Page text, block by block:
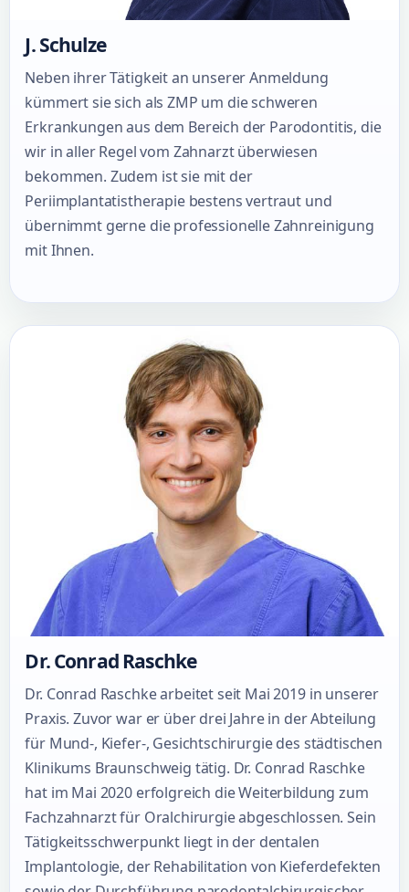
J. Schulze
Neben ihrer Tätigkeit an unserer Anmeldung
kümmert sie sich als ZMP um die schweren
Erkrankungen aus dem Bereich der Parodontitis, die
wir in aller Regel vom Zahnarzt überwiesen
bekommen. Zudem ist sie mit der
Periimplantatistherapie bestens vertraut und
übernimmt gerne die professionelle Zahnreinigung
mit Ihnen.
Dr. Conrad Raschke
Dr. Conrad Raschke arbeitet seit Mai 2019 in unserer
Praxis. Zuvor war er über drei Jahre in der Abteilung
für Mund-, Kiefer-, Gesichtschirurgie des städtischen
Klinikums Braunschweig tätig. Dr. Conrad Raschke
hat im Mai 2020 erfolgreich die Weiterbildung zum
Fachzahnarzt für Oralchirurgie abgeschlossen. Sein
Tätigkeitsschwerpunkt liegt in der dentalen
Implantologie, der Rehabilitation von Kieferdefekten